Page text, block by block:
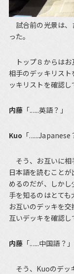
試合前の光景は、
った。
トップ８からはお
相手のデッキリス
ッキリストを確認し
内藤 「......英語？」
Kuo 「......Japanese
そう、お互いに相
日本語を読むこと
めるのだが、しか
手を知るのはとて
お互いのデッキを
互いデッキを確認し
内藤 「......中国語？」
そう、Kuoのデッ